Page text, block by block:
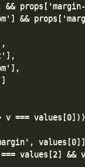
&&
&&
v ===
values[2] &&